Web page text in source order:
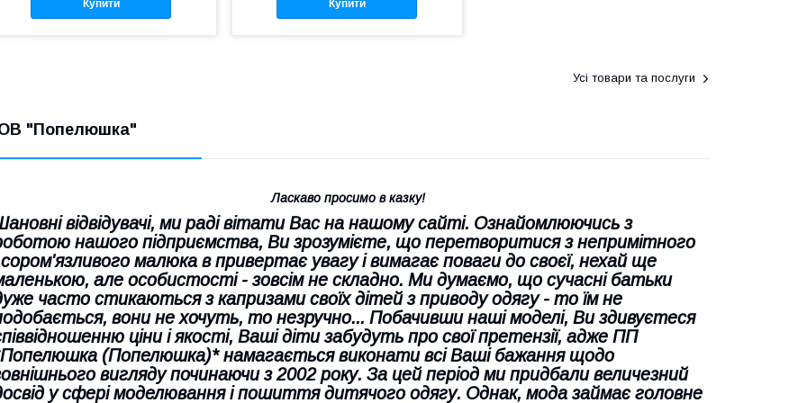
Купити Купити
Усі товари та послуги
"Попелюшка"
Ласкаво просимо в казку!
відвідувачі, ми раді вітати Вас на нашому сайті. Ознайомлюючись з
нашого підприємства, Ви зрозумієте, що перетворитися з непримітного
сором'язливого малюка в привертає увагу і вимагає поваги до своєї, нехай ще
але особистості - зовсім не складно. Ми думаємо, що сучасні батьки
часто стикаються з капризами своїх дітей з приводу одягу - то їм не
вони не хочуть, то незручно... Побачивши наші моделі, Ви здивуєтеся
ціни і якості, Ваші діти забудуть про свої претензії, адже ПП
(Попелюшка)* намагається виконати всі Ваші бажання щодо
вигляду починаючи з 2002 року. За цей період ми придбали величезний
у сфері моделювання і пошиття дитячого одягу. Однак, мода займає головне